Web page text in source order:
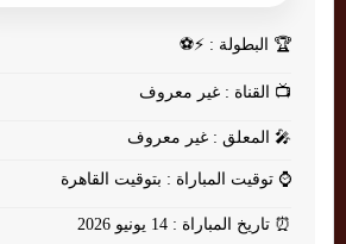
🏆 البطولة : ⚡⚽
📺 القناة : غير معروف
🎤 المعلق : غير معروف
⌚ توقيت المباراة : بتوقيت القاهرة
⏰ تاريخ المباراة : 14 يونيو 2026